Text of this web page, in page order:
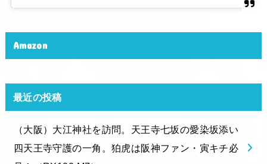
Amazon
最近の投稿
（大阪）大江神社を訪問。天王寺七坂の愛染坂添い
四天王寺守護の一角。狛虎は阪神ファン・寅キチ必